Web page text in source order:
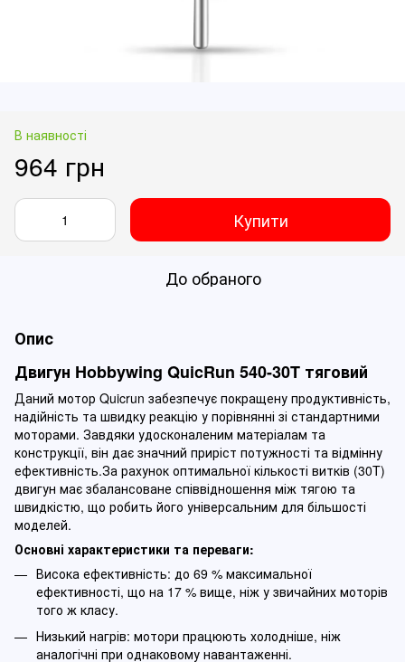
В наявності
964 грн
Купити
До обраного
Опис
Двигун Hobbywing QuicRun 540-30T тяговий
Даний мотор Quicrun забезпечує покращену продуктивність,
надійність та швидку реакцію у порівнянні зі стандартними
моторами. Завдяки удосконаленим матеріалам та
конструкції, він дає значний приріст потужності та відмінну
ефективність.За рахунок оптимальної кількості витків (30T)
двигун має збалансоване співвідношення між тягою та
швидкістю, що робить його універсальним для більшості
моделей.
Основні характеристики та переваги:
Висока ефективність: до 69 % максимальної
ефективності, що на 17 % вище, ніж у звичайних моторів
того ж класу.
Низький нагрів: мотори працюють холодніше, ніж
аналогічні при однаковому навантаженні.